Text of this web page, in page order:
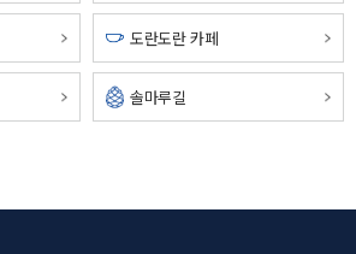
도란도란 카페
솔마루길
종합정보관